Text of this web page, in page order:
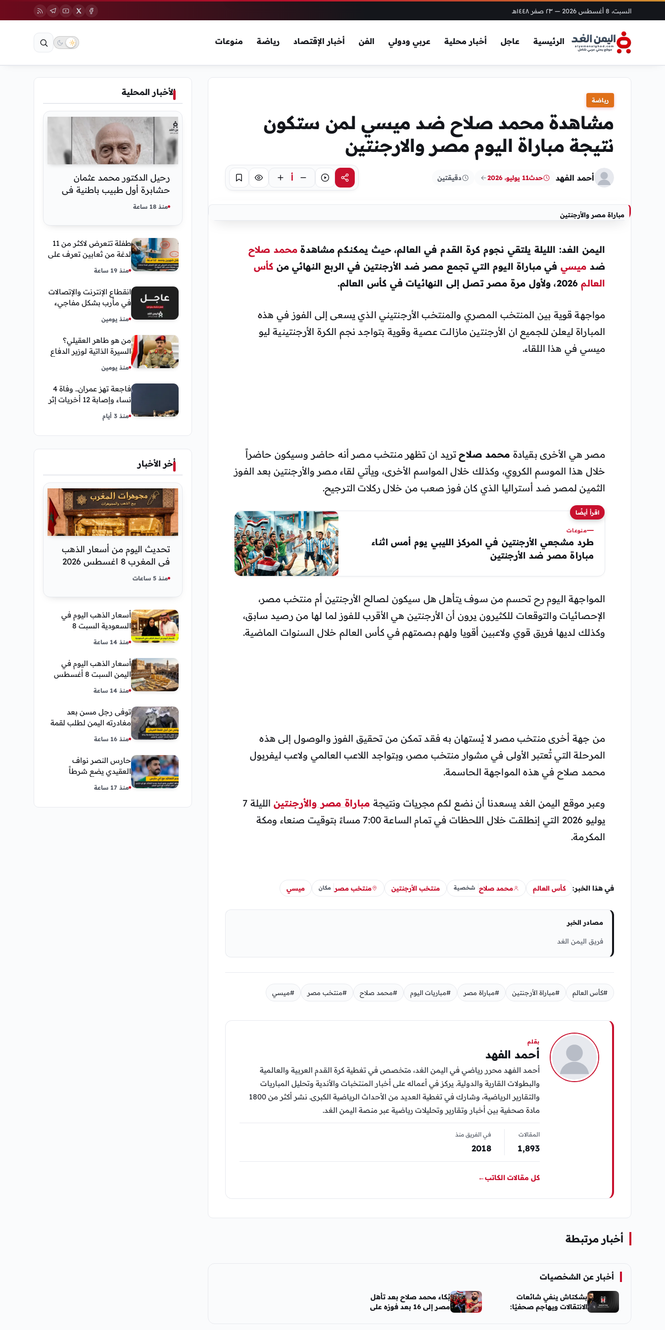
السبت، 8 أغسطس 2026 — ٢٣ صفر ١٤٤٨هـ
الرئيسية عاجل أخبار محلية عربي ودولي الفن أخبار الإقتصاد رياضة منوعات
رياضة
مشاهدة محمد صلاح ضد ميسي لمن ستكون
نتيجة مباراة اليوم مصر والارجنتين
أحمد الفهد حدث11 يوليو، 2026 دقيقتين مشاركةاستماع أ تركيز حفظ
مباراة مصر والأرجنتين
اليمن الغد: الليلة يلتقي نجوم كرة القدم في العالم، حيث يمكنكم مشاهدةمحمد صلاح
ضد ميسي في مباراة اليوم التي تجمع مصر ضد الأرجنتين في الربع النهائي من كأس
العالم2026، ولأول مرة مصر تصل إلى النهائيات في كأس العالم.
مواجهة قوية بين المنتخب المصري والمنتخب الأرجنتيني الذي يسعى إلى الفوز في هذه
المباراة ليعلن للجميع ان الأرجنتين مازالت عصية وقوية بتواجد نجم الكرة الأرجنتينية ليو
ميسي في هذا اللقاء.
مصر هي الأخرى بقيادة محمد صلاحتريد ان تظهر منتخب مصر أنه حاضر وسيكون حاضراً
خلال هذا الموسم الكروي، وكذلك خلال المواسم الأخرى، ويأتي لقاء مصر والأرجنتين بعد الفوز
الثمين لمصر ضد أستراليا الذي كان فوز صعب من خلال ركلات الترجيح.
اقرأ أيضًا
منوعات
طرد مشجعي الأرجنتين في المركز الليبي يوم أمس اثناء
مباراة مصر ضد الأرجنتين
المواجهة اليوم رح تحسم من سوف يتأهل هل سيكون لصالح الأرجنتين أم منتخب مصر،
الإحصائيات والتوقعات للكثيرون يرون أن الأرجنتين هي الأقرب للفوز لما لها من رصيد سابق،
وكذلك لديها فريق قوي ولاعبين أقويا ولهم بصمتهم في كأس العالم خلال السنوات الماضية.
من جهة أخرى منتخب مصر لا يُستهان به فقد تمكن من تحقيق الفوز والوصول إلى هذه
المرحلة التي تُعتبر الأولى في مشوار منتخب مصر، وبتواجد اللاعب العالمي ولاعب ليفربول
محمد صلاح في هذه المواجهة الحاسمة.
وعبر موقع اليمن الغد يسعدنا أن نضع لكم مجريات ونتيجة مباراة مصر والأرجنتين
الليلة 7
يوليو 2026 التي إنطلقت خلال اللحظات في تمام الساعة 7:00 مساءً بتوقيت صنعاء ومكة
المكرمة.
في هذا الخبر: كأس العالم محمد صلاح شخصية منتخب الأرجنتين منتخب مصر مكان ميسي
مصادر الخبر
فريق اليمن الغد
#كأس العالم #مباراة الأرجنتين #مباراة مصر #مباريات اليوم #محمد صلاح #منتخب مصر #ميسي
بقلم
أحمد الفهد
أحمد الفهد محرر رياضي في اليمن الغد، متخصص في تغطية كرة القدم العربية والعالمية
والبطولات القارية والدولية. يركز في أعماله على أخبار المنتخبات والأندية وتحليل المباريات
والتقارير الرياضية، وشارك في تغطية العديد من الأحداث الرياضية الكبرى. نشر أكثر من 1800
مادة صحفية بين أخبار وتقارير وتحليلات رياضية عبر منصة اليمن الغد.
المقالات
1٬893
في الفريق منذ
2018
كل مقالات الكاتب←
أخبار مرتبطة
أخبار عن الشخصيات
بشكتاش ينفي شائعات
الانتقالات ويهاجم صحفيًا:
بُكاء محمد صلاح بعد تأهل
مصر إلى 16 بعد فوزه على
الأخبار المحلية
رحيل الدكتور محمد عثمان
حشابرة أول طبيب باطنية في
الحديدة
منذ 18 ساعة
طفلة تتعرض لاكثر من 11
لدغة من ثعابين تعرف على
العريقي
منذ 19 ساعة
انقطاع الإنترنت والإتصالات
في مأرب بشكل مفاجيء
منذ يومين
من هو طاهر العقيلي؟
السيرة الذاتية لوزير الدفاع
مناصبه
منذ يومين
فاجعة تهز عمران.. وفاة 4
نساء وإصابة 12 أخريات إثر
صاعقة رعدية خلال مناسبة
اجتماعية
منذ 3 أيام
أخر الأخبار
تحديث اليوم من أسعار الذهب
في المغرب 8 اغسطس 2026
كم عسر الجنية الذهب
منذ 5 ساعات
أسعار الذهب اليوم في
السعودية السبت 8
مباشر
منذ 14 ساعة
أسعار الذهب اليوم في
اليمن السبت 8 أغسطس
وعدن
منذ 14 ساعة
توفى رجل مسن بعد
مغادرته اليمن لطلب لقمة
يقدمها لإبنته
منذ 16 ساعة
حارس النصر نواف
العقيدي يضع شرطاً
النادي
منذ 17 ساعة